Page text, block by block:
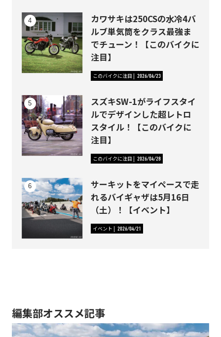
カワサキは250CSの水冷4バ
ルブ単気筒をクラス最強ま
でチューン！【このバイクに
注目】
このバイクに注目 2026/04/23
スズキSW-1がライフスタイ
ルでデザインした超レトロ
スタイル！【このバイクに
注目】
このバイクに注目 2026/04/28
サーキットをマイペースで走
れるバイギャザは5月16日
（土）！【イベント】
イベント 2026/04/21
編集部オススメ記事